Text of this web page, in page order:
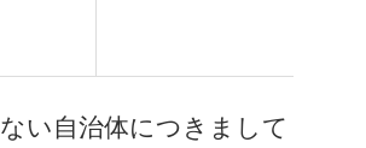
い自治体につきまして